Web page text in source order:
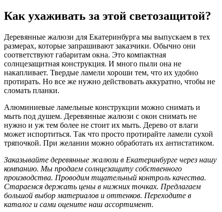
Как ухаживать за этой светозащитой?
Деревянные жалюзи для Екатеринбурга мы выпускаем в тех
размерах, которые запрашивают заказчики. Обычно они
соответствуют габаритам окна. Это компактная
солнцезащитная конструкция. И много пыли она не
накапливает. Твердые ламели хороши тем, что их удобно
протирать. Но все же нужно действовать аккуратно, чтобы не
сломать планки.
Алюминиевые ламельные конструкции можно снимать и
мыть под душем. Деревянные жалюзи с окон снимать не
нужно и уж тем более не стоит их мыть. Дерево от влаги
может испортиться. Так что просто протирайте ламели сухой
тряпочкой. При желании можно обработать их антистатиком.
Заказывайте деревянные жалюзи в Екатеринбурге через нашу
компанию. Мы продаем солнцезащиту собственного
производства. Проводим тщательный контроль качества.
Стараемся держать цены в нижних точках. Предлагаем
большой выбор материалов и оттенков. Переходите в
каталог и сами оцените наш ассортимент.